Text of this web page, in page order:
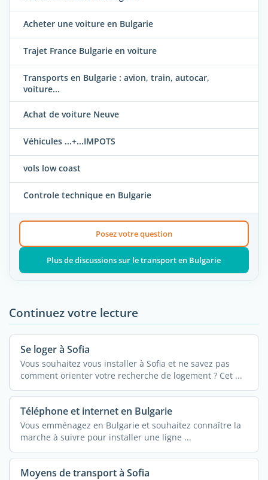
Acheter une voiture en Bulgarie
Trajet France Bulgarie en voiture
Transports en Bulgarie : avion, train, autocar,
voiture...
Achat de voiture Neuve
Véhicules ...+...IMPOTS
vols low coast
Controle technique en Bulgarie
Posez votre question
Plus de discussions sur le transport en Bulgarie
Continuez votre lecture
Se loger à Sofia
Vous souhaitez vous installer à Sofia et ne savez pas
comment orienter votre recherche de logement ? Cet ...
Téléphone et internet en Bulgarie
Vous emménagez en Bulgarie et souhaitez connaître la
marche à suivre pour installer une ligne ...
Moyens de transport à Sofia